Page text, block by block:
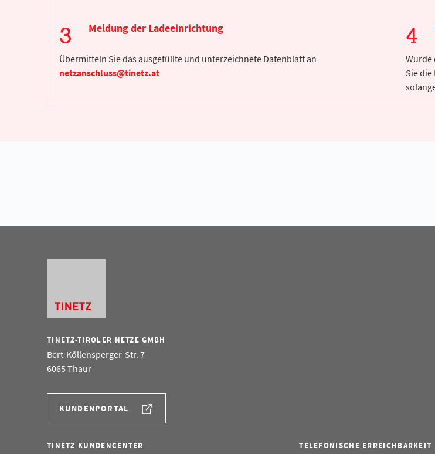
Meldung der Ladeeinrichtung
Übermitteln Sie das ausgefüllte und unterzeichnete Datenblatt an
netzanschluss@tinetz.at
Wurde
Sie
TINETZ-TIROLER NETZE GMBH
Bert-Köllensperger-Str. 7
6065 Thaur
KUNDENPORTAL
TINETZ-KUNDENCENTER TELEFONISCHE ERREICHBARKEIT